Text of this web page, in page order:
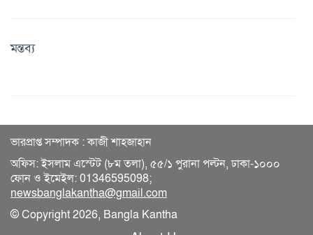
মন্তব্য
ভারপ্রাপ্ত সম্পাদক : কাজী শাহজাহান
অফিস: ইসলাম এস্টেট (৮ম তলা), ৫৫/১ পুরানা পল্টন, ঢাকা-১০০০
ফোন ও ইমেইল: 01346595098;
newsbanglakantha@gmail.com
© Copyright 2026, Bangla Kantha